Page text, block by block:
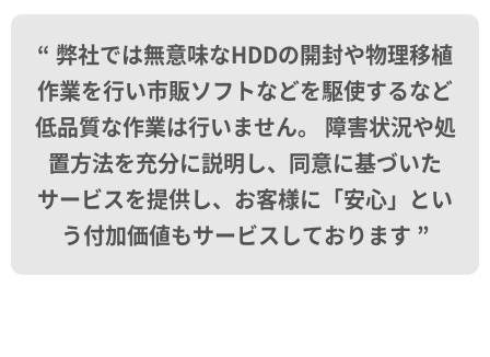
“ 弊社では無意味なHDDの開封や物理移植
作業を行い市販ソフトなどを駆使するなど
低品質な作業は行いません。 障害状況や処
置方法を充分に説明し、同意に基づいた
サービスを提供し、お客様に「安心」とい
う付加価値もサービスしております ”